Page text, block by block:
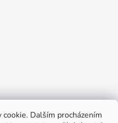
Dalším procházením